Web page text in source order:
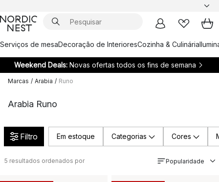
Serviços de mesaDecoração de InterioresCozinha & Culinária
Weekend Deals: Novas ofertas todos os fins de semana
Marcas / Arabia / Runo
Arabia Runo
Filtro Em estoque Categorias Cores
5 resultados ordenados por Popularidade